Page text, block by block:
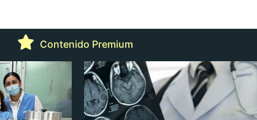
Contenido Premium